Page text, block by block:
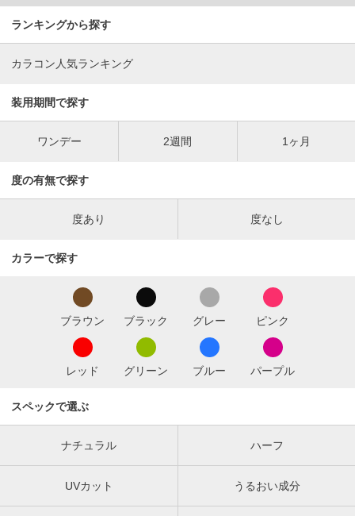
ランキングから探す
カラコン人気ランキング
装用期間で探す
ワンデー 2週間 1ヶ月
度の有無で探す
度あり 度なし
カラーで探す
ブラウン ブラック グレー ピンク
レッド グリーン ブルー パープル
スペックで選ぶ
ナチュラル ハーフ
UVカット うるおい成分